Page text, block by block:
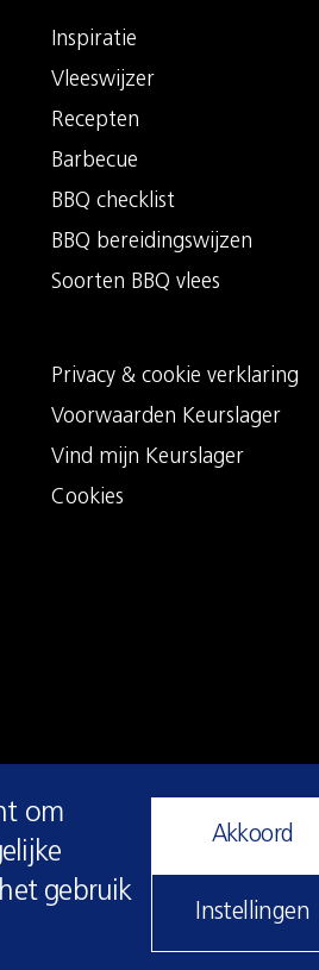
om
gebruik
Instellingen
Akkoord
Inspiratie
Vleeswijzer
Recepten
Barbecue
BBQ checklist
BBQ bereidingswijzen
Soorten BBQ vlees
Privacy & cookie verklaring
Voorwaarden Keurslager
Vind mijn Keurslager
Cookies